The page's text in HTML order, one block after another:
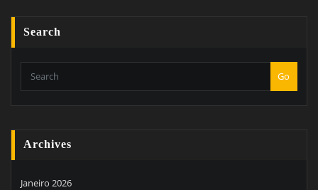
Search
Go
Archives
Janeiro 2026